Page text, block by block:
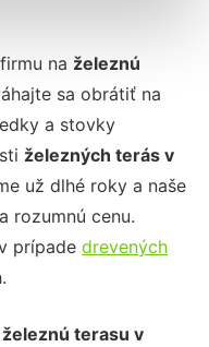
na železnú
sa obrátiť na
a stovky
železných terás v
už dlhé roky a naše
rozumnú cenu.
prípade drevených
železnú terasu v